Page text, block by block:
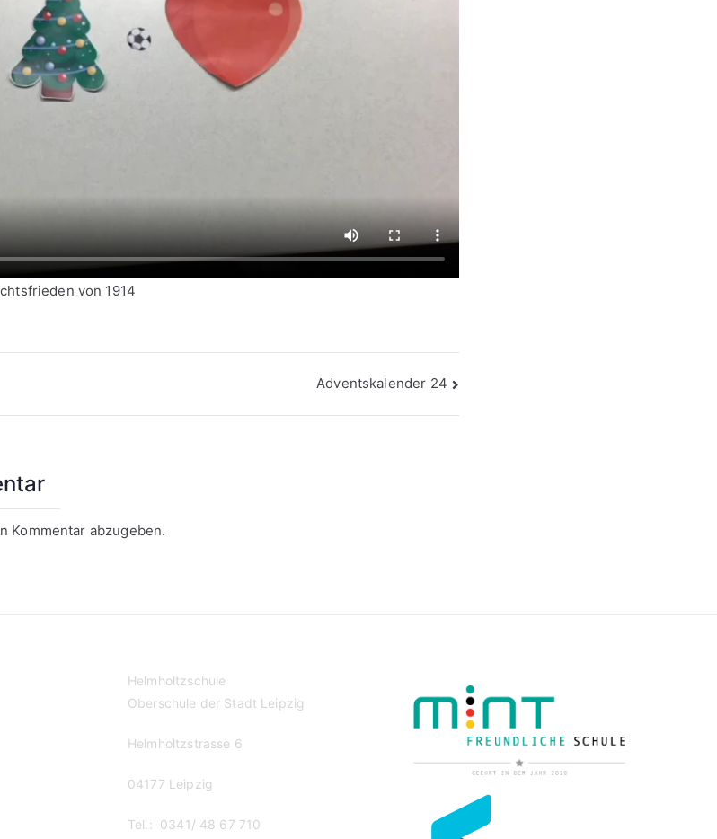
von 1914
Adventskalender 24
Kommentar abzugeben.
Helmholtzschule
Oberschule der Stadt Leipzig
Helmholtzstrasse 6
04177 Leipzig
Tel.: 0341/ 48 67 710